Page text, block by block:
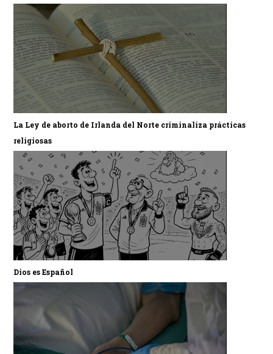
La Ley de aborto de Irlanda del Norte criminaliza prácticas
religiosas
Dios es Español